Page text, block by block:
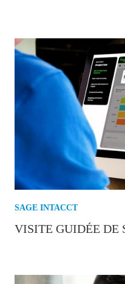
SAGE INTACCT
VISITE GUIDÉE DE